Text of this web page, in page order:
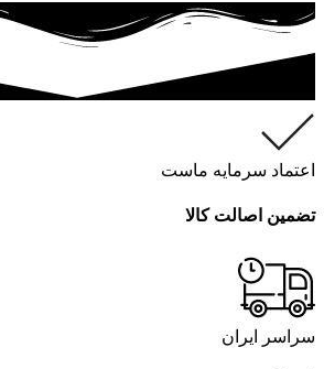
اعتماد سرمایه ماست
تضمین اصالت کالا
سراسر ایران